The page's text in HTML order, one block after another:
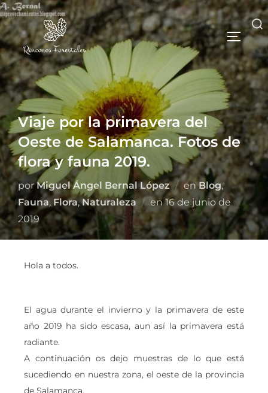
Viaje por la primavera del
Oeste de Salamanca. Fotos de
flora y fauna 2019.
porMiguel Ángel Bernal López enBlog,
Fauna, Flora,Naturaleza en16 de junio de
2019
Hola a todos.
El agua durante el invierno y la primavera de este
año 2019 ha sido escasa, aun así la primavera está
radiante.
A continuación os dejo muestras de lo que está
sucediendo en nuestra zona, el oeste de la provincia
de Salamanca.